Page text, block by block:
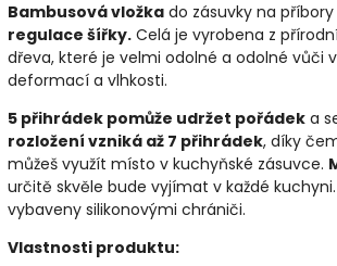
Bambusová vložka do zásuvky na příbory
regulace šířky. Celá je vyrobena z
dřeva, které je velmi odolné a odolné vůči
deformací a vlhkosti.
5 přihrádek pomůže udržet pořádek a
rozložení vzniká až 7 přihrádek, díky
můžeš využít místo v kuchyňské zásuvce.
určitě skvěle bude vyjímat v každé
vybaveny silikonovými chrániči.
Vlastnosti produktu: